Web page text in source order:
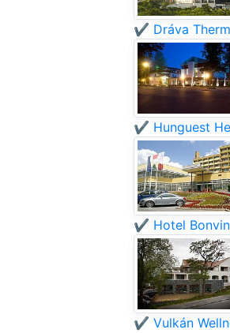
✔️ Dráva
✔️ Hunguest
✔️ Hotel
✔️ Vulkán